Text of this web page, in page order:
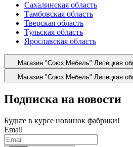
Сахалинская область
Тамбовская область
Тверская область
Тульская область
Ярославская область
Магазин "Союз Мебель" Липецкая
Магазин "Союз Мебель" Липецкая
Подписка на новости
Будьте в курсе новинок фабрики!
Email